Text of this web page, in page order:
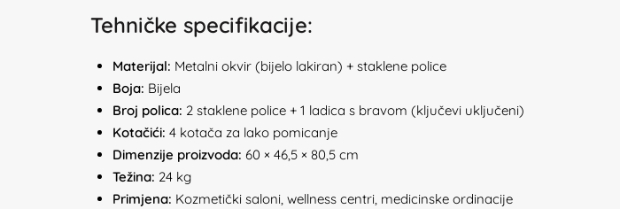
Tehničke specifikacije:
Materijal: Metalni okvir (bijelo lakiran) + staklene police
Boja: Bijela
Broj polica: 2 staklene police + 1 ladica s bravom (ključevi uključeni)
Kotačići: 4 kotača za lako pomicanje
Dimenzije proizvoda: 60 × 46,5 × 80,5 cm
Težina: 24 kg
Primjena: Kozmetički saloni, wellness centri, medicinske ordinacije